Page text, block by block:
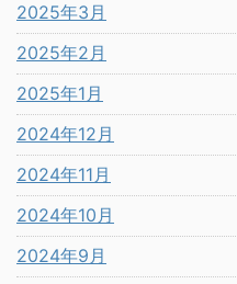
2025年3月
2025年2月
2025年1月
2024年12月
2024年11月
2024年10月
2024年9月